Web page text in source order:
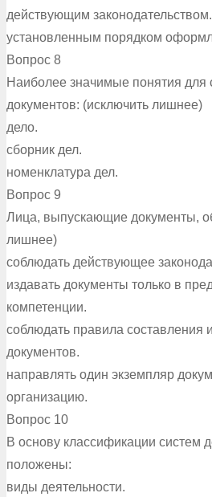
действующим законодательством.
установленным порядком
Вопрос 8
Наиболее значимые понятия для
документов: (исключить лишнее)
дело.
сборник дел.
номенклатура дел.
Вопрос 9
Лица, выпускающие документы,
лишнее)
соблюдать действующее
издавать документы только в
компетенции.
соблюдать правила составления
документов.
направлять один экземпляр
организацию.
Вопрос 10
В основу классификации систем
положены:
виды деятельности.